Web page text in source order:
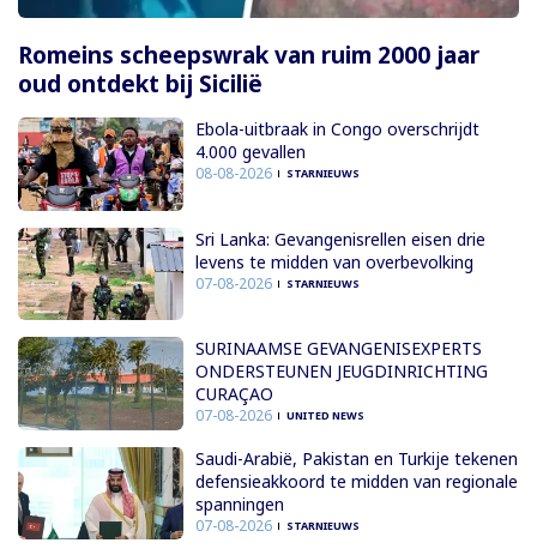
Romeins scheepswrak van ruim 2000 jaar
oud ontdekt bij Sicilië
Ebola-uitbraak in Congo overschrijdt
4.000 gevallen
08-08-2026 STARNIEUWS
Sri Lanka: Gevangenisrellen eisen drie
levens te midden van overbevolking
07-08-2026 STARNIEUWS
SURINAAMSE GEVANGENISEXPERTS
ONDERSTEUNEN JEUGDINRICHTING
CURAÇAO
07-08-2026 UNITED NEWS
Saudi-Arabië, Pakistan en Turkije tekenen
defensieakkoord te midden van regionale
spanningen
07-08-2026 STARNIEUWS